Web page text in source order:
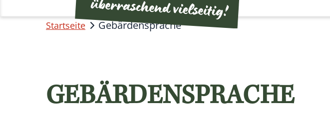
Startseite Gebärdensprache
GEBÄRDENSPRACHE